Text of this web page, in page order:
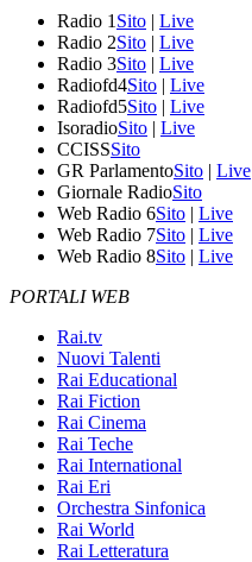
Radio 1 Sito | Live
Radio 2Sito | Live
Radio 3Sito | Live
Radiofd4Sito | Live
Radiofd5Sito | Live
IsoradioSito | Live
CCISSSito
GR ParlamentoSito | Live
Giornale RadioSito
Web Radio 6Sito | Live
Web Radio 7Sito | Live
Web Radio 8Sito | Live
PORTALI WEB
Rai.tv
Nuovi Talenti
Rai Educational
Rai Fiction
Rai Cinema
Rai Teche
Rai International
Rai Eri
Orchestra Sinfonica
Rai World
Rai Letteratura